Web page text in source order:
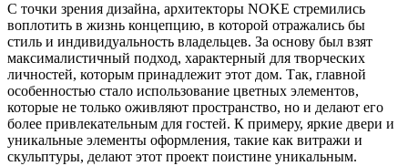
С точки зрения дизайна, архитекторы NOKE стремились
воплотить в жизнь концепцию, в которой отражались бы
стиль и индивидуальность владельцев. За основу был взят
максималистичный подход, характерный для творческих
личностей, которым принадлежит этот дом. Так, главной
особенностью стало использование цветных элементов,
которые не только оживляют пространство, но и делают его
более привлекательным для гостей. К примеру, яркие двери и
уникальные элементы оформления, такие как витражи и
скульптуры, делают этот проект поистине уникальным.